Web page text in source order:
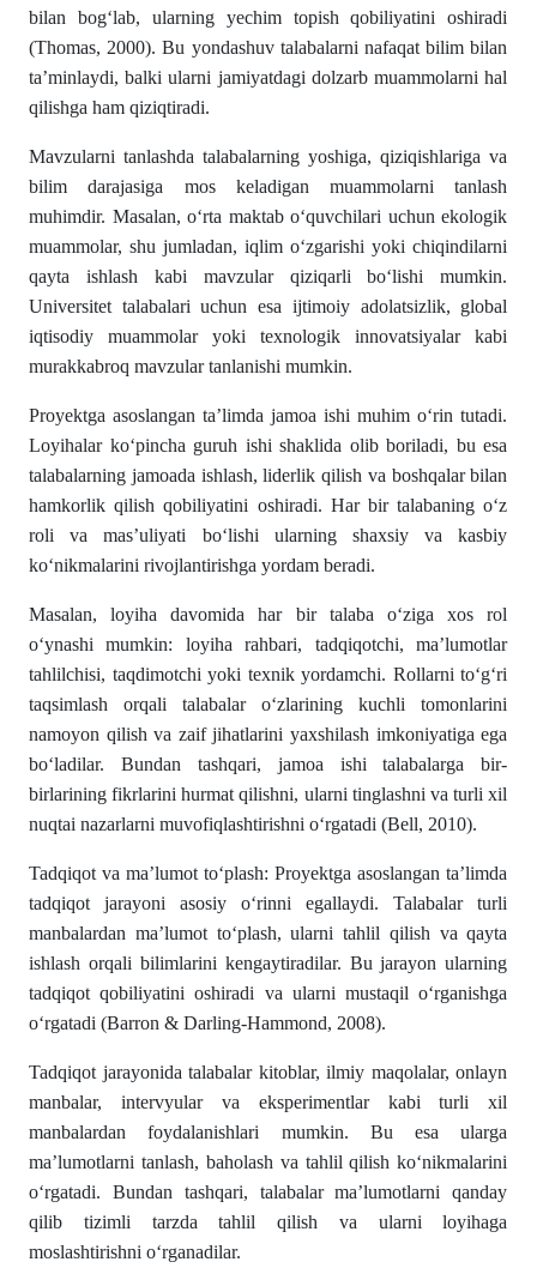
bilan bog‘lab, ularning yechim topish qobiliyatini oshiradi
(Thomas, 2000). Bu yondashuv talabalarni nafaqat bilim bilan
ta’minlaydi, balki ularni jamiyatdagi dolzarb muammolarni hal
qilishga ham qiziqtiradi.
Mavzularni tanlashda talabalarning yoshiga, qiziqishlariga va
bilim darajasiga mos keladigan muammolarni tanlash
muhimdir. Masalan, o‘rta maktab o‘quvchilari uchun ekologik
muammolar, shu jumladan, iqlim o‘zgarishi yoki chiqindilarni
qayta ishlash kabi mavzular qiziqarli bo‘lishi mumkin.
Universitet talabalari uchun esa ijtimoiy adolatsizlik, global
iqtisodiy muammolar yoki texnologik innovatsiyalar kabi
murakkabroq mavzular tanlanishi mumkin.
Proyektga asoslangan ta’limda jamoa ishi muhim o‘rin tutadi.
Loyihalar ko‘pincha guruh ishi shaklida olib boriladi, bu esa
talabalarning jamoada ishlash, liderlik qilish va boshqalar bilan
hamkorlik qilish qobiliyatini oshiradi. Har bir talabaning o‘z
roli va mas’uliyati bo‘lishi ularning shaxsiy va kasbiy
ko‘nikmalarini rivojlantirishga yordam beradi.
Masalan, loyiha davomida har bir talaba o‘ziga xos rol
o‘ynashi mumkin: loyiha rahbari, tadqiqotchi, ma’lumotlar
tahlilchisi, taqdimotchi yoki texnik yordamchi. Rollarni to‘g‘ri
taqsimlash orqali talabalar o‘zlarining kuchli tomonlarini
namoyon qilish va zaif jihatlarini yaxshilash imkoniyatiga ega
bo‘ladilar. Bundan tashqari, jamoa ishi talabalarga bir-
birlarining fikrlarini hurmat qilishni, ularni tinglashni va turli xil
nuqtai nazarlarni muvofiqlashtirishni o‘rgatadi (Bell, 2010).
Tadqiqot va ma’lumot to‘plash: Proyektga asoslangan ta’limda
tadqiqot jarayoni asosiy o‘rinni egallaydi. Talabalar turli
manbalardan ma’lumot to‘plash, ularni tahlil qilish va qayta
ishlash orqali bilimlarini kengaytiradilar. Bu jarayon ularning
tadqiqot qobiliyatini oshiradi va ularni mustaqil o‘rganishga
o‘rgatadi (Barron & Darling-Hammond, 2008).
Tadqiqot jarayonida talabalar kitoblar, ilmiy maqolalar, onlayn
manbalar, intervyular va eksperimentlar kabi turli xil
manbalardan foydalanishlari mumkin. Bu esa ularga
ma’lumotlarni tanlash, baholash va tahlil qilish ko‘nikmalarini
o‘rgatadi. Bundan tashqari, talabalar ma’lumotlarni qanday
qilib tizimli tarzda tahlil qilish va ularni loyihaga
moslashtirishni o‘rganadilar.